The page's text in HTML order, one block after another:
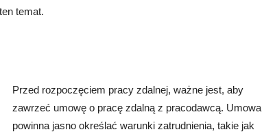
temat.
Przed rozpoczęciem pracy zdalnej, ważne jest, aby
zawrzeć umowę o pracę zdalną z pracodawcą. Umowa
powinna jasno określać warunki zatrudnienia, takie jak